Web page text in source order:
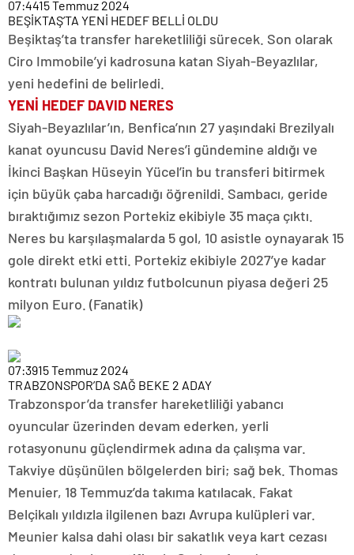
07:4415 Temmuz 2024
BEŞİKTAŞ’TA YENİ HEDEF BELLİ OLDU
Beşiktaş’ta transfer hareketliliği sürecek. Son olarak
Ciro Immobile’yi kadrosuna katan Siyah-Beyazlılar,
yeni hedefini de belirledi.
YENİ HEDEF DAVID NERES
Siyah-Beyazlılar’ın, Benfica’nın 27 yaşındaki Brezilyalı
kanat oyuncusu David Neres’i gündemine aldığı ve
İkinci Başkan Hüseyin Yücel’in bu transferi bitirmek
için büyük çaba harcadığı öğrenildi. Sambacı, geride
bıraktığımız sezon Portekiz ekibiyle 35 maça çıktı.
Neres bu karşılaşmalarda 5 gol, 10 asistle oynayarak 15
gole direkt etki etti. Portekiz ekibiyle 2027’ye kadar
kontratı bulunan yıldız futbolcunun piyasa değeri 25
milyon Euro. (Fanatik)
07:3915 Temmuz 2024
TRABZONSPOR’DA SAĞ BEKE 2 ADAY
Trabzonspor’da transfer hareketliliği yabancı
oyuncular üzerinden devam ederken, yerli
rotasyonunu güçlendirmek adına da çalışma var.
Takviye düşünülen bölgelerden biri; sağ bek. Thomas
Menuier, 18 Temmuz’da takıma katılacak. Fakat
Belçikalı yıldızla ilgilenen bazı Avrupa kulüpleri var.
Meunier kalsa dahi olası bir sakatlık veya kart cezası